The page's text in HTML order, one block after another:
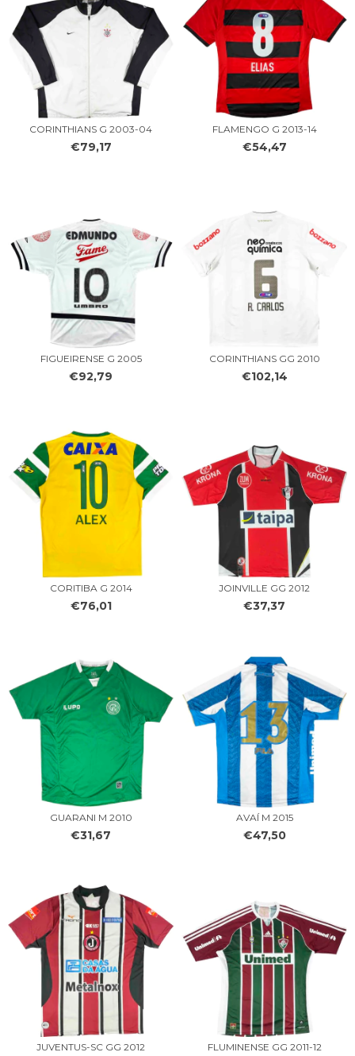
CORINTHIANS G 2003-04
€79,17
FLAMENGO G 2013-14
€54,47
FIGUEIRENSE G 2005
€92,79
CORINTHIANS GG 2010
€102,14
CORITIBA G 2014
€76,01
JOINVILLE GG 2012
€37,37
GUARANI M 2010
€31,67
AVAÍ M 2015
€47,50
JUVENTUS-SC GG 2012 FLUMINENSE GG 2011-12